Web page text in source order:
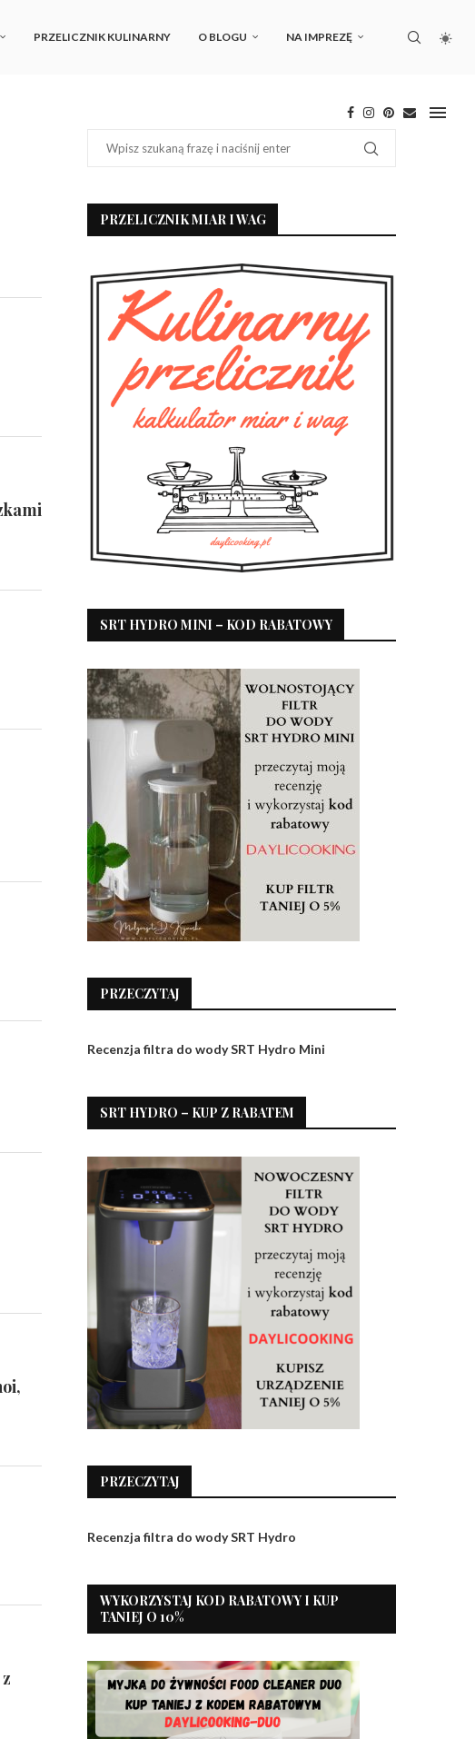
PRZELICZNIK KULINARNY O BLOGU NA IMPREZĘ
PRZELICZNIK MIAR I WAG
SRT HYDRO MINI – KOD RABATOWY
PRZECZYTAJ
Recenzja filtra do wody SRT Hydro Mini
SRT HYDRO – KUP Z RABATEM
PRZECZYTAJ
Recenzja filtra do wody SRT Hydro
WYKORZYSTAJ KOD RABATOWY I KUP
TANIEJ O 10%